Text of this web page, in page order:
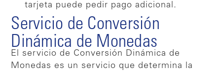
tarjeta puede pedir pago adicional.
Servicio de Conversión
Dinámica de Monedas
El servicio de Conversión Dinámica de
Monedas es un servicio que determina la